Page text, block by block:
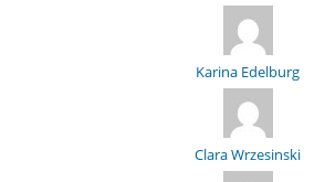
Karina Edelburg
Clara Wrzesinski